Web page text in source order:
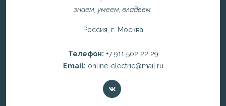
знаем, умеем, владеем.
Россия, г. Москва
Телефон: +7 911 502 22 29
Email: online-electric@mail.ru